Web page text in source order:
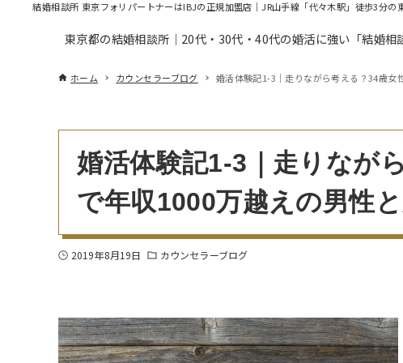
結婚相談所 東京フォリパートナーはIBJの正規加盟店｜JR山手線「代々木駅」徒歩3分の
東京都の結婚相談所｜20代・30代・40代の婚活に強い「結婚相
ホーム カウンセラーブログ 婚活体験記1-3｜走りながら考える？34歳
婚活体験記1-3｜走りなが
で年収1000万越えの男性
2019年8月19日 カウンセラーブログ